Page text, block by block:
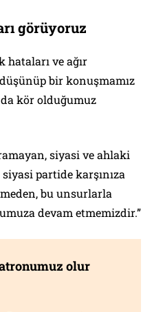
görüyoruz
ve ağır
bir konuşmamız
da kör olduğumuz
siyasi ve ahlaki
partide karşınıza
bu unsurlarla
devam etmemizdir.”
olur